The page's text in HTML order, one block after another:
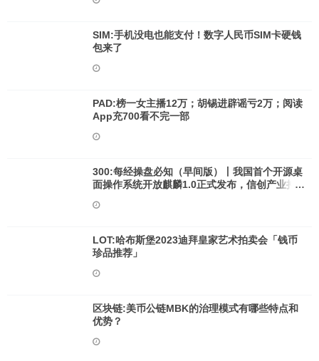
SIM:手机没电也能支付！数字人民币SIM卡硬钱
包来了
PAD:榜一女主播12万；胡锡进辟谣亏2万；阅读
App充700看不完一部
300:每经操盘必知（早间版）丨我国首个开源桌
面操作系统开放麒麟1.0正式发布，信创产业持
货币政策
LOT:哈布斯堡2023迪拜皇家艺术拍卖会「钱币
珍品推荐」
区块链:美币公链MBK的治理模式有哪些特点和
优势？